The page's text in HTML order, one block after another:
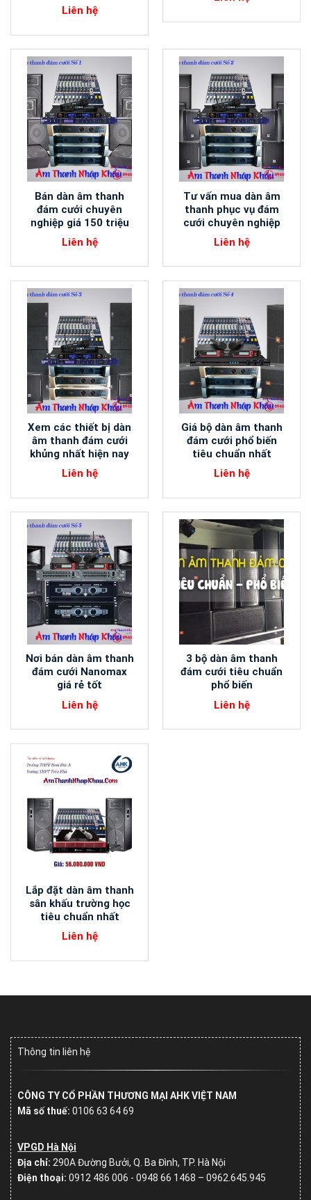
Liên hệ
Bán dàn âm thanh
đám cưới chuyên
nghiệp giá 150 triệu
Liên hệ
Tư vấn mua dàn âm
thanh phục vụ đám
cưới chuyên nghiệp
Liên hệ
Xem các thiết bị dàn
âm thanh đám cưới
khủng nhất hiện nay
Liên hệ
Giá bộ dàn âm thanh
đám cưới phổ biến
tiêu chuẩn nhất
Liên hệ
Nơi bán dàn âm thanh
đám cưới Nanomax
giá rẻ tốt
Liên hệ
3 bộ dàn âm thanh
đám cưới tiêu chuẩn
phổ biến
Liên hệ
Lắp đặt dàn âm thanh
sân khấu trường học
tiêu chuẩn nhất
Liên hệ
Thông tin liên hệ
CÔNG TY CỔ PHẦN THƯƠNG MẠI AHK VIỆT NAM
Mã số thuế: 0106 63 64 69
VPGD Hà Nội
Địa chỉ: 290A Đường Bưởi, Q. Ba Đình, TP. Hà Nội
Điện thoại: 0912 486 006 - 0948 66 1468 – 0962.645.945